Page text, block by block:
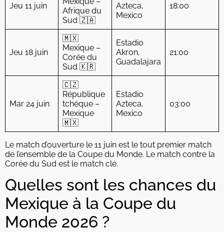
Jeu 11 juin
Afrique du
Sud 🇿🇦
Azteca,
Mexico
18:00
Jeu 18 juin
🇲🇽
Mexique –
Corée du
Sud 🇰🇷
Estadio
Akron,
Guadalajara
21:00
Mar 24 juin
🇨🇿
République
tchèque –
Mexique
🇲🇽
Estadio
Azteca,
Mexico
03:00
Le match d’ouverture le 11 juin est le tout premier match
de l’ensemble de la Coupe du Monde. Le match contre la
Corée du Sud est le match clé.
Quelles sont les chances du
Mexique à la Coupe du
Monde 2026 ?